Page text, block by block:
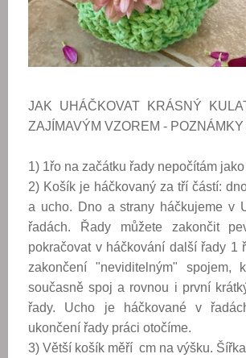
JAK UHÁČKOVAT KRÁSNÝ
ZAJÍMAVÝM VZOREM -
1) 1řo na začátku řady nepočítám
2) Košík je háčkovaný za tří částí:
a ucho. Dno a strany háčkujeme v
řadách. Řady můžete zakončit
pokračovat v háčkování další řady 1
zakončení "neviditelným" spojem,
současně spoj a rovnou i první
řady. Ucho je háčkované v
ukončení řady práci otočíme.
3) Větší košík měří cm na výšku.